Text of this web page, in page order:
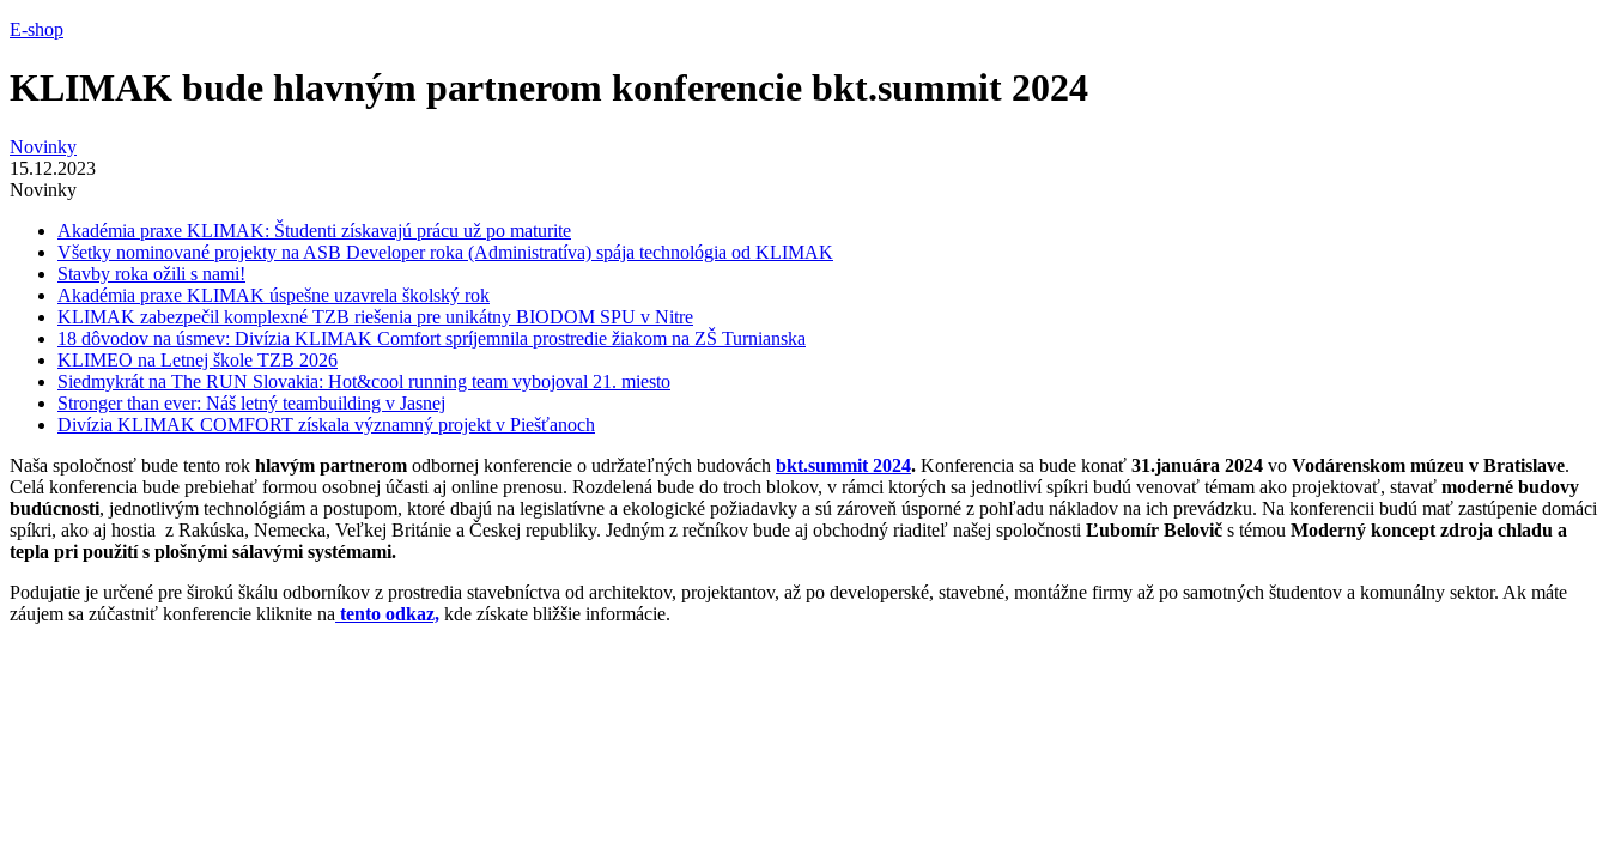
E-shop
KLIMAK bude hlavným partnerom konferencie bkt.summit 2024
Novinky
15.12.2023
Novinky
Akadémia praxe KLIMAK: Študenti získavajú prácu už po maturite
Všetky nominované projekty na ASB Developer roka (Administratíva) spája technológia od KLIMAK
Stavby roka ožili s nami!
Akadémia praxe KLIMAK úspešne uzavrela školský rok
KLIMAK zabezpečil komplexné TZB riešenia pre unikátny BIODOM SPU v Nitre
18 dôvodov na úsmev: Divízia KLIMAK Comfort spríjemnila prostredie žiakom na ZŠ Turnianska
KLIMEO na Letnej škole TZB 2026
Siedmykrát na The RUN Slovakia: Hot&cool running team vybojoval 21. miesto
Stronger than ever: Náš letný teambuilding v Jasnej
Divízia KLIMAK COMFORT získala významný projekt v Piešťanoch
Naša spoločnosť bude tento rok hlavým partnerom odbornej konferencie o udržateľných budovách bkt.summit 2024. Konferencia sa bude konať 31.januára 2024 vo Vodárenskom múzeu v Bratislave.
Celá konferencia bude prebiehať formou osobnej účasti aj online prenosu. Rozdelená bude do troch blokov, v rámci ktorých sa jednotliví spíkri budú venovať témam ako projektovať, stavať moderné budovy
budúcnosti, jednotlivým technológiám a postupom, ktoré dbajú na legislatívne a ekologické požiadavky a sú zároveň úsporné z pohľadu nákladov na ich prevádzku. Na konferencii budú mať zastúpenie domáci
spíkri, ako aj hostia z Rakúska, Nemecka, Veľkej Británie a Českej republiky. Jedným z rečníkov bude aj obchodný riaditeľ našej spoločnosti Ľubomír Belovič s témou Moderný koncept zdroja chladu a
tepla pri použití s plošnými sálavými systémami.
Podujatie je určené pre širokú škálu odborníkov z prostredia stavebníctva od architektov, projektantov, až po developerské, stavebné, montážne firmy až po samotných študentov a komunálny sektor. Ak máte
záujem sa zúčastniť konferencie kliknite na tento odkaz, kde získate bližšie informácie.